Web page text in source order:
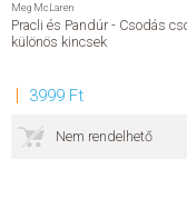
Meg McLaren
Pracli és Pandúr - Csodás
különös kincsek
3999 Ft
Nem rendelhető
ÚJDONSÁGOK
KÍVÁNSÁG TOPLISTA